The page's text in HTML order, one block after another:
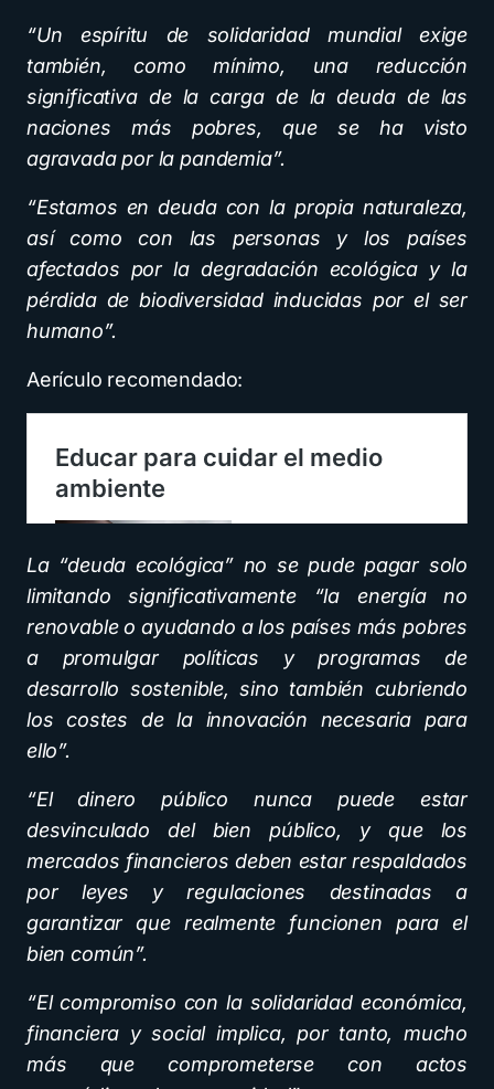
“Un espíritu de solidaridad mundial exige
también, como mínimo, una reducción
significativa de la carga de la deuda de las
naciones más pobres, que se ha visto
agravada por la pandemia”.
“Estamos en deuda con la propia naturaleza,
así como con las personas y los países
afectados por la degradación ecológica y la
pérdida de biodiversidad inducidas por el ser
humano”.
Aerículo recomendado:
La “deuda ecológica” no se pude pagar solo
limitando significativamente “la energía no
renovable o ayudando a los países más pobres
a promulgar políticas y programas de
desarrollo sostenible, sino también cubriendo
los costes de la innovación necesaria para
ello”.
“El dinero público nunca puede estar
desvinculado del bien público, y que los
mercados financieros deben estar respaldados
por leyes y regulaciones destinadas a
garantizar que realmente funcionen para el
bien común”.
“El compromiso con la solidaridad económica,
financiera y social implica, por tanto, mucho
más que comprometerse con actos